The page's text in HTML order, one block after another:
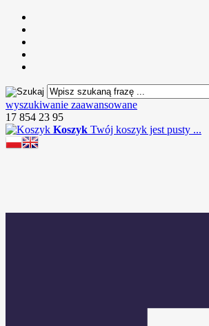
wyszukiwanie zaawansowane
17 854 23 95
Koszyk Twój koszyk jest pusty ...